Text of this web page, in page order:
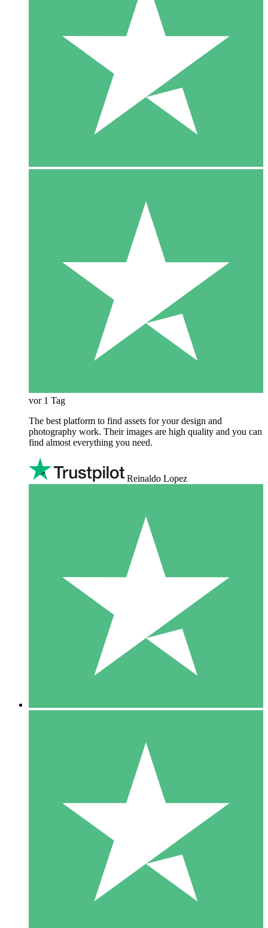
vor 1 Tag
The best platform to find assets for your design and
photography work. Their images are high quality and you can
find almost everything you need.
Reinaldo Lopez